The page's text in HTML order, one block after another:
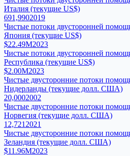
Италия (текущие US$)
691,9902019
Чистые потоки двусторонней
Япония (текущие US$)
$22.49M2023
Чистые потоки двусторонней
Республика (текущие US$)
$2.00M2023
Чистые двусторонние потоки
Нидерланды (текущие долл. США)
20,0002002
Чистые двусторонние потоки
Норвегия (текущие долл. США)
12,721 2021
Чистые двусторонние потоки
Зеландия (текущие долл. США)
$11.96M2023